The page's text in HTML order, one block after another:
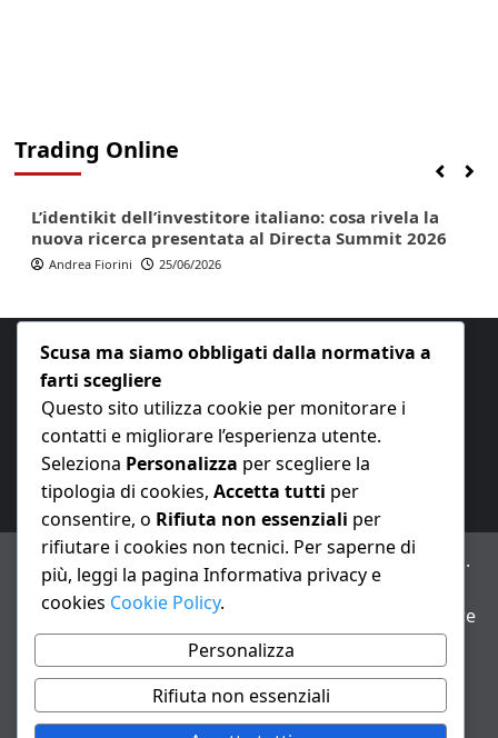
Trading Online
L’identikit dell’investitore italiano: cosa rivela la
nuova ricerca presentata al Directa Summit 2026
Andrea Fiorini 25/06/2026
E-mail:redazione@nuovaeconomia.it
ANNO XXIII – Testata giornalistica reg. Trib. Milano n.
487 del 20/9/2002 – Dir. resp. Andrea Fiorini
Avviso IA: alcuni articoli di questo sito possono essere
realizzati con il supporto di sistemi di intelligenza
artificiale con supervisione e verifica di un redattore
Informativa privacy e cookie
Scusa ma siamo obbligati dalla normativa a
farti scegliere
Questo sito utilizza cookie per monitorare i
contatti e migliorare l’esperienza utente.
Seleziona Personalizza per scegliere la
tipologia di cookies, Accetta tutti per
consentire, o Rifiuta non essenziali per
rifiutare i cookies non tecnici. Per saperne di
più, leggi la pagina Informativa privacy e
cookies Cookie Policy.
Personalizza
Rifiuta non essenziali